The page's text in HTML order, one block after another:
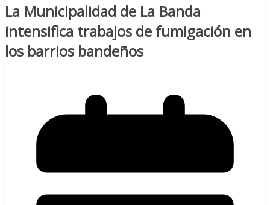
La Municipalidad de La Banda
intensifica trabajos de fumigación en
los barrios bandeños